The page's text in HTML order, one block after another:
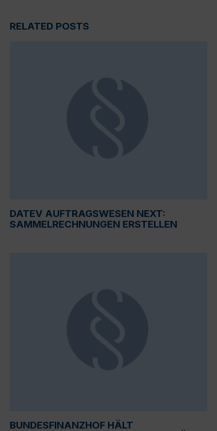
RELATED POSTS
DATEV AUFTRAGSWESEN NEXT:
SAMMELRECHNUNGEN ERSTELLEN
BUNDESFINANZHOF HÄLT